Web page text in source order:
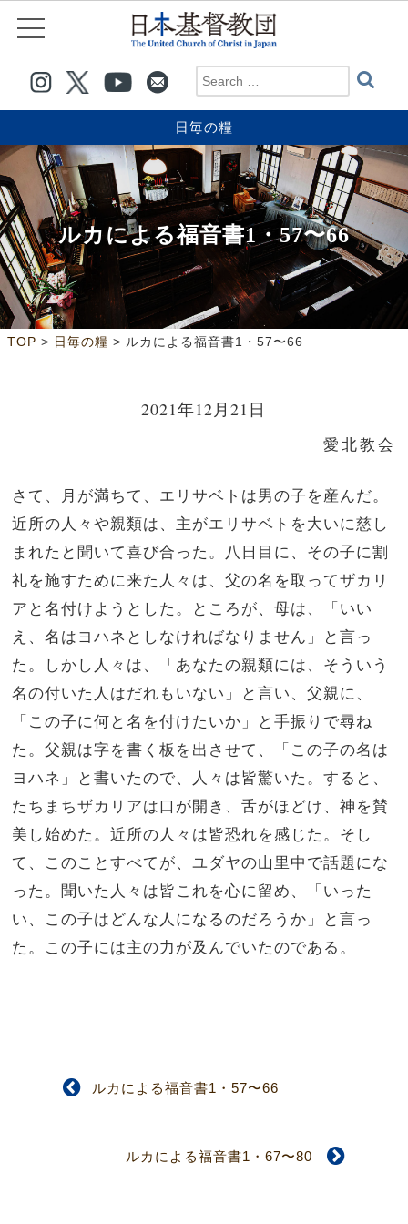
日毎の糧
ルカによる福音書1・57〜66
TOP > 日毎の糧 > ルカによる福音書1・57〜66
2021年12月21日
愛北教会
さて、月が満ちて、エリサベトは男の子を産んだ。
近所の人々や親類は、主がエリサベトを大いに慈し
まれたと聞いて喜び合った。八日目に、その子に割
礼を施すために来た人々は、父の名を取ってザカリ
アと名付けようとした。ところが、母は、「いい
え、名はヨハネとしなければなりません」と言っ
た。しかし人々は、「あなたの親類には、そういう
名の付いた人はだれもいない」と言い、父親に、
「この子に何と名を付けたいか」と手振りで尋ね
た。父親は字を書く板を出させて、「この子の名は
ヨハネ」と書いたので、人々は皆驚いた。すると、
たちまちザカリアは口が開き、舌がほどけ、神を賛
美し始めた。近所の人々は皆恐れを感じた。そし
て、このことすべてが、ユダヤの山里中で話題にな
った。聞いた人々は皆これを心に留め、「いった
い、この子はどんな人になるのだろうか」と言っ
た。この子には主の力が及んでいたのである。
ルカによる福音書1・57〜66
ルカによる福音書1・67〜80